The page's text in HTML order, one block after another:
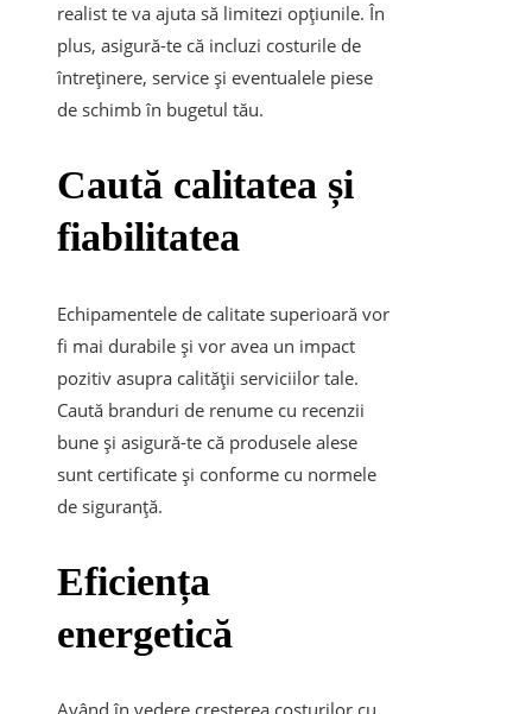
realist te va ajuta să limitezi opțiunile. În
plus, asigură-te că incluzi costurile de
întreținere, service și eventualele piese
de schimb în bugetul tău.
Caută calitatea și
fiabilitatea
Echipamentele de calitate superioară vor
fi mai durabile și vor avea un impact
pozitiv asupra calității serviciilor tale.
Caută branduri de renume cu recenzii
bune și asigură-te că produsele alese
sunt certificate și conforme cu normele
de siguranță.
Eficiența
energetică
Având în vedere creșterea costurilor cu